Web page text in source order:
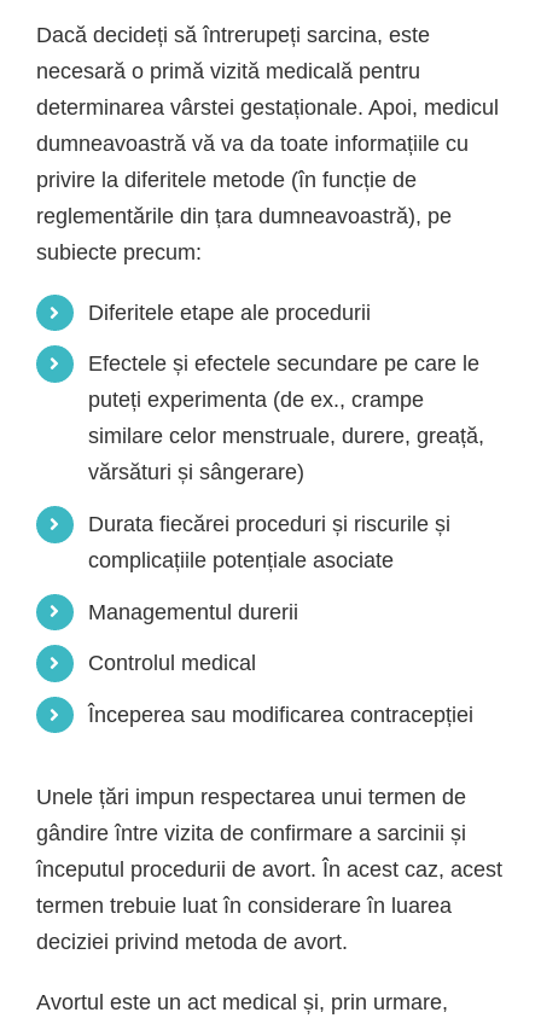
Dacă decideți să întrerupeți sarcina, este
necesară o primă vizită medicală pentru
determinarea vârstei gestaționale. Apoi, medicul
dumneavoastră vă va da toate informațiile cu
privire la diferitele metode (în funcție de
reglementările din țara dumneavoastră), pe
subiecte precum:
Diferitele etape ale procedurii
Efectele și efectele secundare pe care le
puteți experimenta (de ex., crampe
similare celor menstruale, durere, greață,
vărsături și sângerare)
Durata fiecărei proceduri și riscurile și
complicațiile potențiale asociate
Managementul durerii
Controlul medical
Începerea sau modificarea contracepției
Unele țări impun respectarea unui termen de
gândire între vizita de confirmare a sarcinii și
începutul procedurii de avort. În acest caz, acest
termen trebuie luat în considerare în luarea
deciziei privind metoda de avort.
Avortul este un act medical și, prin urmare,